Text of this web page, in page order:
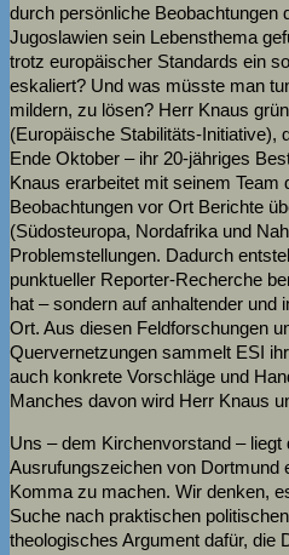
durch persönliche Beobachtungen
Jugoslawien sein Lebensthema
trotz europäischer Standards ein
eskaliert? Und was müsste man
mildern, zu lösen? Herr Knaus
(Europäische Stabilitäts-Initiative),
Ende Oktober – ihr 20-jähriges
Knaus erarbeitet mit seinem Team
Beobachtungen vor Ort Berichte
(Südosteuropa, Nordafrika und
Problemstellungen. Dadurch
punktueller Reporter-Recherche
hat – sondern auf anhaltender
Ort. Aus diesen Feldforschungen
Quervernetzungen sammelt ESI
auch konkrete Vorschläge und
Manches davon wird Herr Knaus
Uns – dem Kirchenvorstand –
Ausrufungszeichen von Dortmund
Komma zu machen. Wir denken,
Suche nach praktischen
theologisches Argument dafür, die